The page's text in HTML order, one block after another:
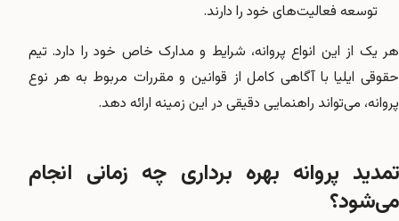
توسعه فعالیت‌های خود را دارند.
هر یک از این انواع پروانه، شرایط و مدارک خاص خود را دارد. تیم
حقوقی ایلیا با آگاهی کامل از قوانین و مقررات مربوط به هر نوع
پروانه، می‌تواند راهنمایی دقیقی در این زمینه ارائه دهد.
تمدید پروانه بهره برداری چه زمانی انجام
می‌شود؟